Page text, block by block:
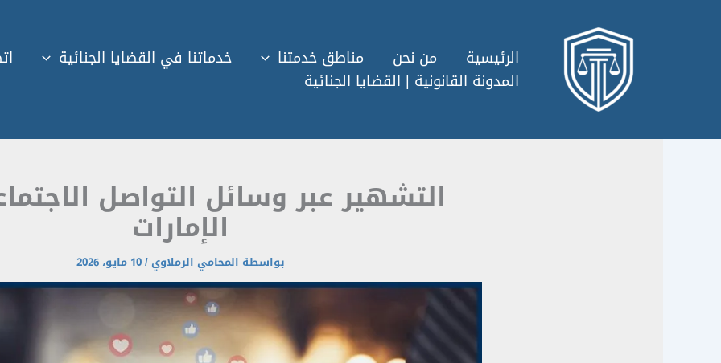
الرئيسية من نحن مناطق خدمتنا خدماتنا في القضايا الجنائية
المدونة القانونية | القضايا الجنائية
التشهير عبر وسائل التواصل
الإمارات
بواسطة المحامي الرملاوي/10 مايو، 2026